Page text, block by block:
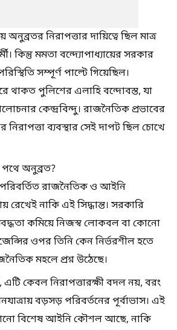
নিরাপত্তার দায়িত্বে ছিল মাত্র
কিন্তু মমতা বন্দ্যোপাধ্যায়ের সরকার
সম্পূর্ণ পাল্টে গিয়েছিল।
থাকত পুলিশের এলাহি বন্দোবস্ত, যা
কেন্দ্রবিন্দু। রাজনৈতিক প্রভাবের
নিরাপত্তা ব্যবস্থার সেই দাপট ছিল চোখে
অনুব্রত?
পরিবর্তিত রাজনৈতিক ও আইনি
রেখেই নাকি এই সিদ্ধান্ত। সরকারি
কমিয়ে নিজস্ব লোকবল বা কোনো
ওপর তিনি কেন নির্ভরশীল হতে
মহলে প্রশ্ন উঠেছে।
কেবল নিরাপত্তারক্ষী বদল নয়, বরং
বড়সড় পরিবর্তনের পূর্বাভাস। এই
বিশেষ আইনি কৌশল আছে, নাকি